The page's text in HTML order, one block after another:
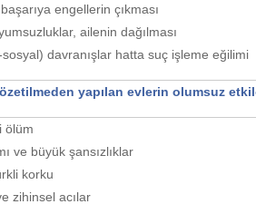
engellerin çıkması
ailenin dağılması
davranışlar hatta suç işleme eğilimi
yapılan evlerin olumsuz
ölüm
ve büyük şansızlıklar
korku
zihinsel acılar